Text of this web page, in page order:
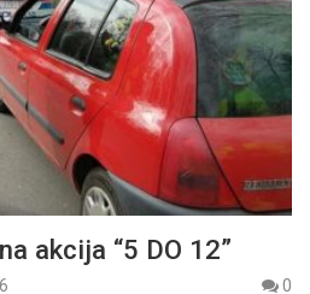
akcija “5 DO 12”
0